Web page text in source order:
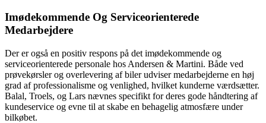
Imødekommende Og Serviceorienterede
Medarbejdere
Der er også en positiv respons på det imødekommende og
serviceorienterede personale hos Andersen & Martini. Både ved
prøvekørsler og overlevering af biler udviser medarbejderne en høj
grad af professionalisme og venlighed, hvilket kunderne værdsætter.
Balal, Troels, og Lars nævnes specifikt for deres gode håndtering af
kundeservice og evne til at skabe en behagelig atmosfære under
bilkøbet.